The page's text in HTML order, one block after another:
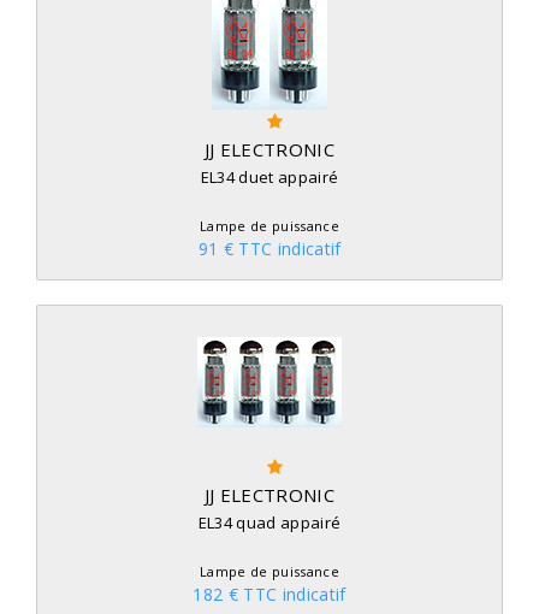
JJ ELECTRONIC
EL34 duet appairé
Lampe de puissance
91 € TTC indicatif
JJ ELECTRONIC
EL34 quad appairé
Lampe de puissance
182 € TTC indicatif